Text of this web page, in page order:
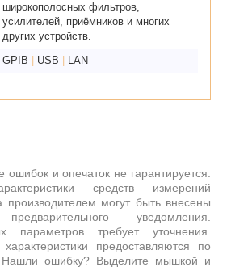
широкополосных фильтров,
усилителей, приёмников и многих
других устройств.
GPIB USB LAN
ошибок и опечаток не гарантируется.
средств измерений
производителем могут быть внесены
уведомления.
параметров требует уточнения.
предоставляются по
Нашли ошибку? Выделите мышкой и